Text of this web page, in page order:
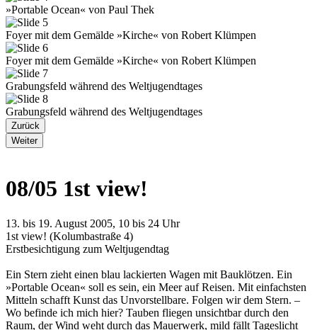
»Portable Ocean« von Paul Thek
Foyer mit dem Gemälde »Kirche« von Robert Klümpen
Foyer mit dem Gemälde »Kirche« von Robert Klümpen
Grabungsfeld während des Weltjugendtages
Grabungsfeld während des Weltjugendtages
Zurück
Weiter
08/05 1st view!
13. bis 19. August 2005, 10 bis 24 Uhr
1st view! (Kolumbastraße 4)
Erstbesichtigung zum Weltjugendtag
Ein Stern zieht einen blau lackierten Wagen mit Bauklötzen. Ein
»Portable Ocean« soll es sein, ein Meer auf Reisen. Mit einfachsten
Mitteln schafft Kunst das Unvorstellbare. Folgen wir dem Stern. –
Wo befinde ich mich hier? Tauben fliegen unsichtbar durch den
Raum, der Wind weht durch das Mauerwerk, mild fällt Tageslicht